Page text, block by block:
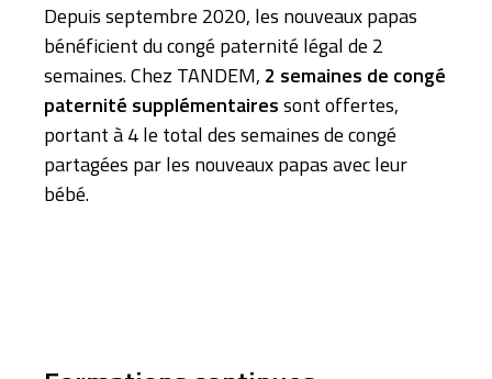
Depuis septembre 2020, les nouveaux papas
bénéficient du congé paternité légal de 2
semaines. Chez TANDEM, 2 semaines de congé
paternité supplémentairessont offertes,
portant à 4 le total des semaines de congé
partagées par les nouveaux papas avec leur
bébé.